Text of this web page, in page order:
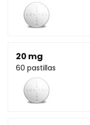
20 mg
60 pastillas